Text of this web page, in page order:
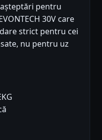
pentru
30V care
strict pentru cei
nu pentru uz